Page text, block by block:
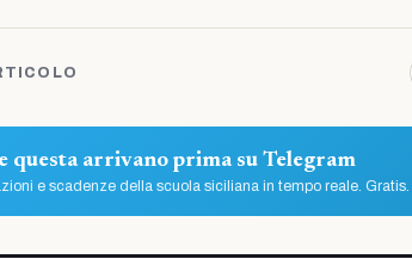
questa arrivano prima su Telegram
e scadenze della scuola siciliana in tempo reale. Gratis.